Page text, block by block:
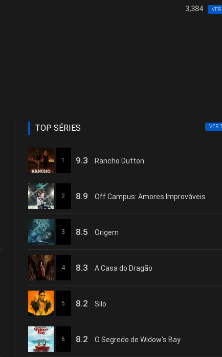
3,384 VER
TOP SÉRIES VER
1 9.3 Rancho Dutton
2 8.9 Off Campus: Amores Improváveis
3 8.5 Origem
4 8.3 A Casa do Dragão
5 8.2 Silo
6 8.2 O Segredo de Widow’s Bay